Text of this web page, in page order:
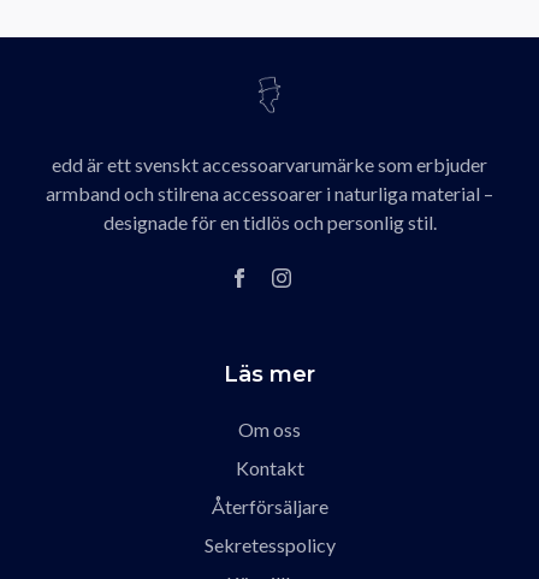
edd är ett svenskt accessoarvarumärke som erbjuder
armband och stilrena accessoarer i naturliga material –
designade för en tidlös och personlig stil.
Läs mer
Om oss
Kontakt
Återförsäljare
Sekretesspolicy